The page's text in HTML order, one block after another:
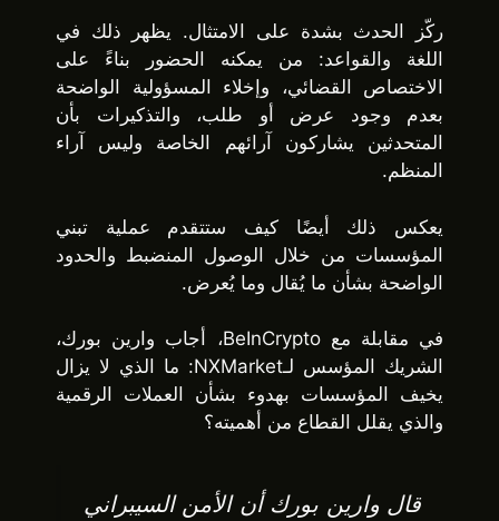
ركّز الحدث بشدة على الامتثال. يظهر ذلك في
اللغة والقواعد: من يمكنه الحضور بناءً على
الاختصاص القضائي، وإخلاء المسؤولية الواضحة
بعدم وجود عرض أو طلب، والتذكيرات بأن
المتحدثين يشاركون آرائهم الخاصة وليس آراء
المنظم.
يعكس ذلك أيضًا كيف ستتقدم عملية تبني
المؤسسات من خلال الوصول المنضبط والحدود
الواضحة بشأن ما يُقال وما يُعرض.
في مقابلة مع BeInCrypto، أجاب وارين بورك،
الشريك المؤسس لـNXMarket: ما الذي لا يزال
يخيف المؤسسات بهدوء بشأن العملات الرقمية
والذي يقلل القطاع من أهميته؟
قال وارين بورك أن الأمن السيبراني